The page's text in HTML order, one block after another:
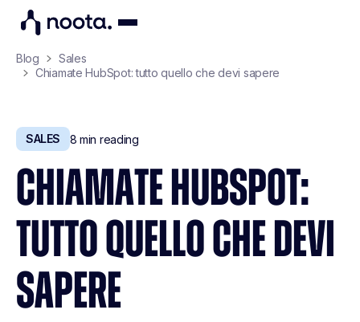
Blog
Sales
Chiamate HubSpot: tutto quello che devi sapere
SALES 8 min reading
CHIAMATE HUBSPOT:
TUTTO QUELLO CHE DEVI
SAPERE